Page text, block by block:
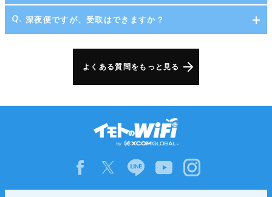
深夜便ですが、受取はできますか？
よくある質問をもっと見る